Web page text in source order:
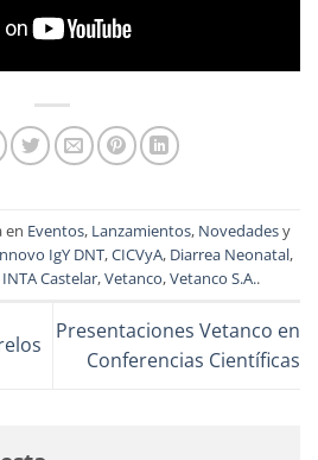
en Eventos, Lanzamientos, Novedadesy
IgY DNT,CICVyA, Diarrea Neonatal,
INTA Castelar,Vetanco,Vetanco S.A..
Presentaciones Vetanco en
Conferencias Científicas